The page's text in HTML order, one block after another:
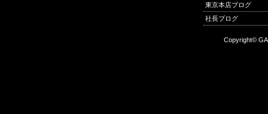
東京本店ブログ
社長ブログ
Copyright©